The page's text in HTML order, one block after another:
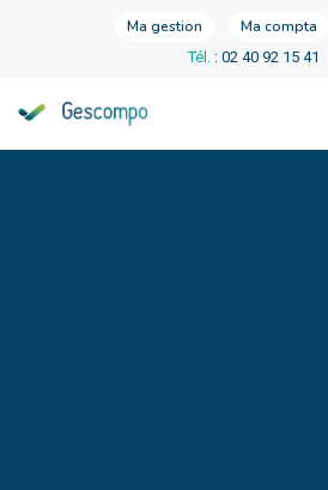
Ma gestion Ma compta
Tél. : 02 40 92 15 41